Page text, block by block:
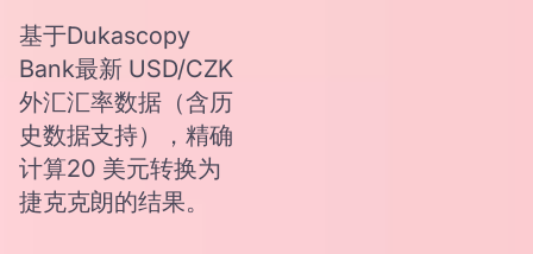
基于Dukascopy
Bank最新 USD/CZK
外汇汇率数据（含历
史数据支持），精确
计算20 美元转换为
捷克克朗的结果。